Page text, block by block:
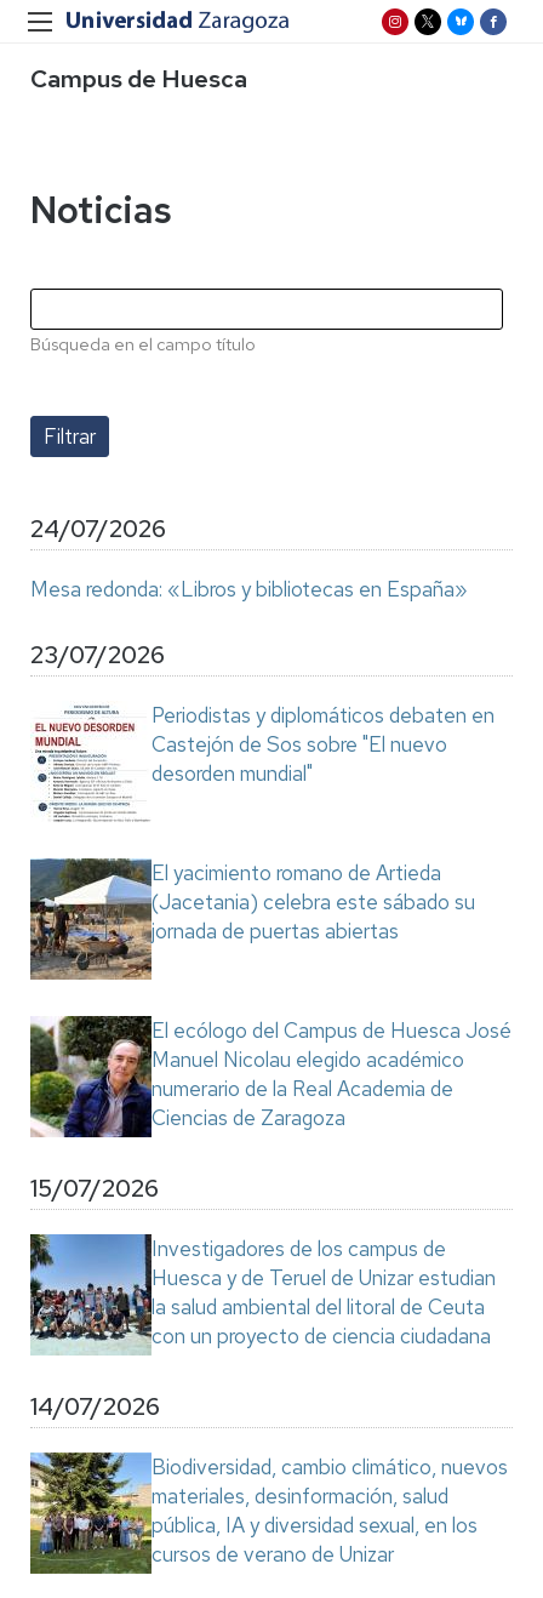
Campus de Huesca
Noticias
Búsqueda en el campo título
24/07/2026
Mesa redonda: «Libros y bibliotecas en España»
23/07/2026
Periodistas y diplomáticos debaten en
Castejón de Sos sobre "El nuevo
desorden mundial"
El yacimiento romano de Artieda
(Jacetania) celebra este sábado su
jornada de puertas abiertas
El ecólogo del Campus de Huesca José
Manuel Nicolau elegido académico
numerario de la Real Academia de
Ciencias de Zaragoza
15/07/2026
Investigadores de los campus de
Huesca y de Teruel de Unizar estudian
la salud ambiental del litoral de Ceuta
con un proyecto de ciencia ciudadana
14/07/2026
Biodiversidad, cambio climático, nuevos
materiales, desinformación, salud
pública, IA y diversidad sexual, en los
cursos de verano de Unizar